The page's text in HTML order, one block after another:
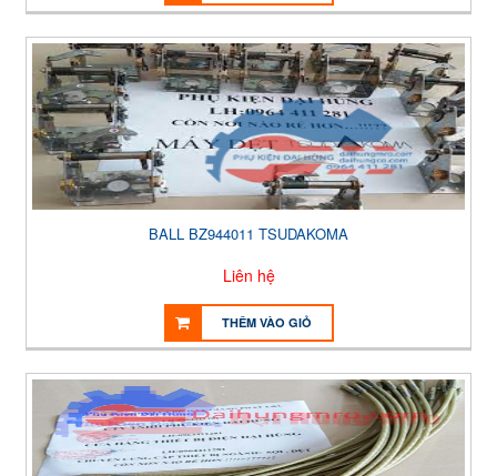
BALL BZ944011 TSUDAKOMA
Liên hệ
THÊM VÀO GIỎ